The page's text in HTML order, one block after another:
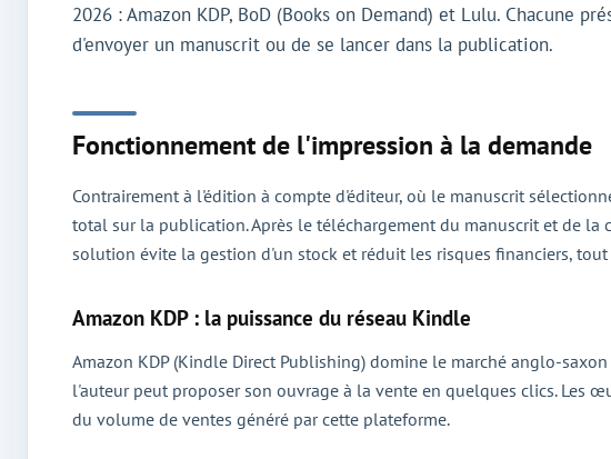
2026 : Amazon KDP, BoD (Books on Demand) et Lulu. Chacune
d'envoyer un manuscrit ou de se lancer dans la publication.
Fonctionnement de l'impression à la demande
Contrairement à l'édition à compte d'éditeur, où le manuscrit
total sur la publication. Après le téléchargement du manuscrit et de
solution évite la gestion d'un stock et réduit les risques financiers,
Amazon KDP : la puissance du réseau Kindle
Amazon KDP (Kindle Direct Publishing) domine le marché anglo-
l'auteur peut proposer son ouvrage à la vente en quelques clics. Les
du volume de ventes généré par cette plateforme.